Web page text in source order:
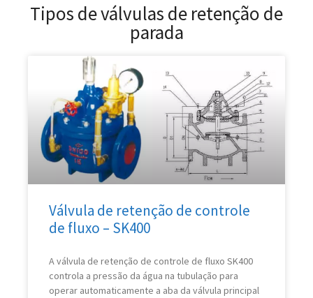
Tipos de válvulas de retenção de
parada
Válvula de retenção de controle
de fluxo – SK400
A válvula de retenção de controle de fluxo SK400
controla a pressão da água na tubulação para
operar automaticamente a aba da válvula principal